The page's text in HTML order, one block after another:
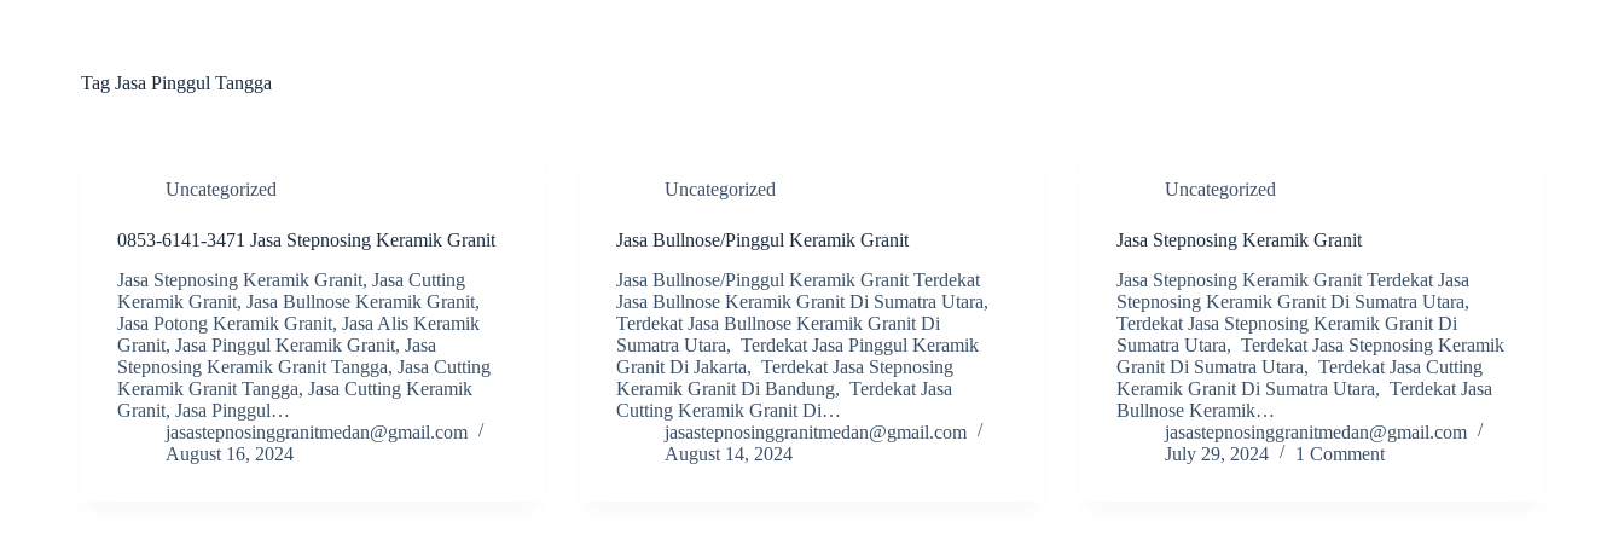
Tag Jasa Pinggul Tangga
Uncategorized
0853-6141-3471 Jasa Stepnosing Keramik Granit
Jasa Stepnosing Keramik Granit, Jasa Cutting
Keramik Granit, Jasa Bullnose Keramik Granit,
Jasa Potong Keramik Granit, Jasa Alis Keramik
Granit, Jasa Pinggul Keramik Granit, Jasa
Stepnosing Keramik Granit Tangga, Jasa Cutting
Keramik Granit Tangga, Jasa Cutting Keramik
Granit, Jasa Pinggul…
jasastepnosinggranitmedan@gmail.com
August 16, 2024
Uncategorized
Jasa Bullnose/Pinggul Keramik Granit
Jasa Bullnose/Pinggul Keramik Granit Terdekat
Jasa Bullnose Keramik Granit Di Sumatra Utara,
Terdekat Jasa Bullnose Keramik Granit Di
Sumatra Utara, Terdekat Jasa Pinggul Keramik
Granit Di Jakarta, Terdekat Jasa Stepnosing
Keramik Granit Di Bandung, Terdekat Jasa
Cutting Keramik Granit Di…
jasastepnosinggranitmedan@gmail.com
August 14, 2024
Uncategorized
Jasa Stepnosing Keramik Granit
Jasa Stepnosing Keramik Granit Terdekat Jasa
Stepnosing Keramik Granit Di Sumatra Utara,
Terdekat Jasa Stepnosing Keramik Granit Di
Sumatra Utara, Terdekat Jasa Stepnosing Keramik
Granit Di Sumatra Utara, Terdekat Jasa Cutting
Keramik Granit Di Sumatra Utara, Terdekat Jasa
Bullnose Keramik…
jasastepnosinggranitmedan@gmail.com
July 29, 2024
1 Comment